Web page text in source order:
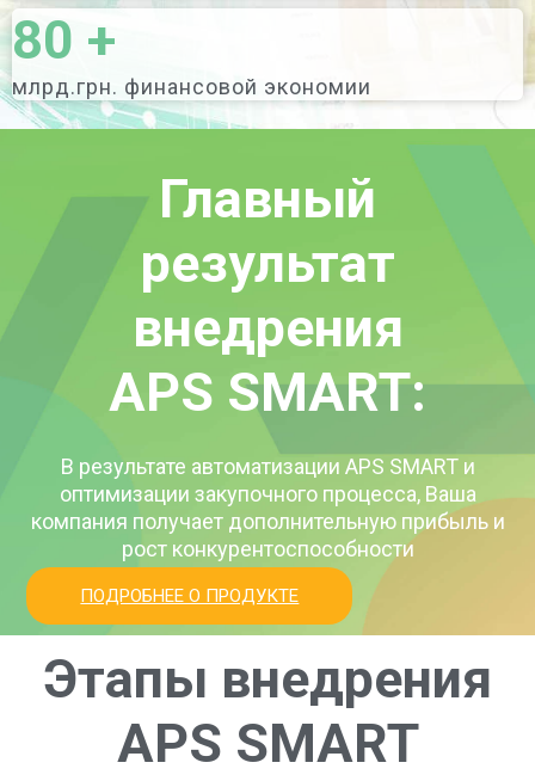
80 +
млрд.грн. финансовой экономии
Главный
результат
внедрения
APS SMART:
В результате автоматизации APS SMART и
оптимизации закупочного процесса, Ваша
компания получает дополнительную прибыль и
рост конкурентоспособности
ПОДРОБНЕЕ О ПРОДУКТЕ
Этапы внедрения
APS SMART